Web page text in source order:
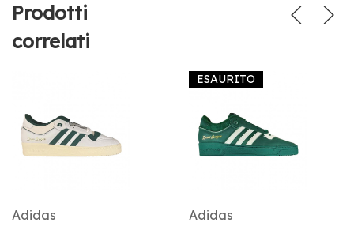
Prodotti
correlati
Adidas
ESAURITO
Adidas